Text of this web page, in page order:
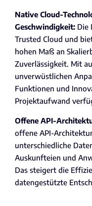
Native Cloud-
Geschwindigkeit: Die
Trusted Cloud und
hohen Maß an
Zuverlässigkeit. Mit
unverwüstlichen
Funktionen und
Projektaufwand
Offene API-
offene API-
unterschiedliche
Auskunfteien und
Das steigert die
datengestützte